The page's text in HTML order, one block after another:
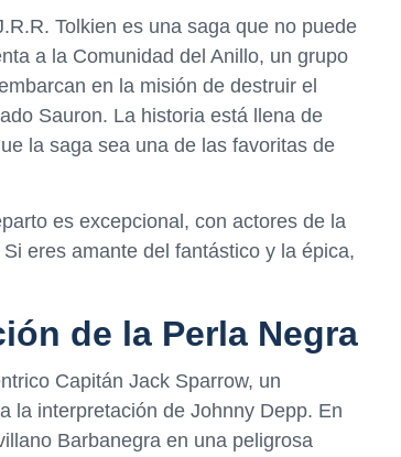
Tolkien es una saga que no puede
a la Comunidad del Anillo, un grupo
en la misión de destruir el
Sauron. La historia está llena de
la saga sea una de las favoritas de
es excepcional, con actores de la
eres amante del fantástico y la épica,
de la Perla Negra
Capitán Jack Sparrow, un
la interpretación de Johnny Depp. En
Barbanegra en una peligrosa